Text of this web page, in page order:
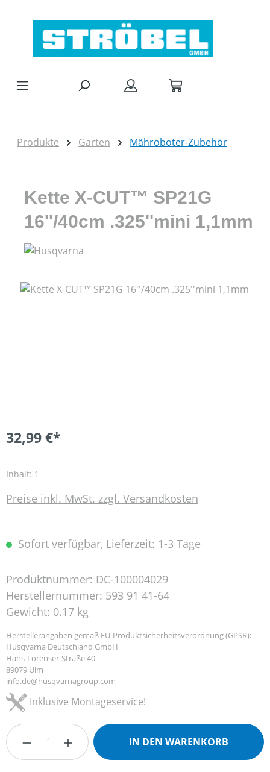
Produkte Garten Mähroboter-Zubehör
Kette X-CUT™ SP21G
16''/40cm .325''mini 1,1mm
Bildergalerie überspringen
32,99 €*
Inhalt: 1
Preise inkl. MwSt. zzgl. Versandkosten
Sofort verfügbar, Lieferzeit: 1-3 Tage
Produktnummer: DC-100004029
Herstellernummer: 593 91 41-64
Gewicht: 0.17 kg
Herstellerangaben gemäß EU-Produktsicherheitsverordnung (GPSR):
Husqvarna Deutschland GmbH
Hans-Lorenser-Straße 40
89079 Ulm
info.de@husqvarnagroup.com
Inklusive Montageservice!
Produkt Anzahl: Gib den gewünschten
IN DEN WARENKORB